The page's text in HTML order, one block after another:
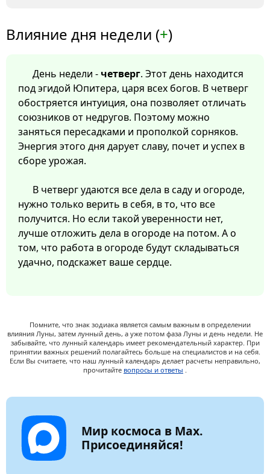
Влияние дня недели (+)
День недели - четверг. Этот день находится
под эгидой Юпитера, царя всех богов. В четверг
обостряется интуиция, она позволяет отличать
союзников от недругов. Поэтому можно
заняться пересадками и прополкой сорняков.
Энергия этого дня дарует славу, почет и успех в
сборе урожая.
В четверг удаются все дела в саду и огороде,
нужно только верить в себя, в то, что все
получится. Но если такой уверенности нет,
лучше отложить дела в огороде на потом. А о
том, что работа в огороде будут складываться
удачно, подскажет ваше сердце.
Помните, что знак зодиака является самым важным в определении
влияния Луны, затем лунный день, а уже потом фаза Луны и день недели. Не
забывайте, что лунный календарь имеет рекомендательный характер. При
принятии важных решений полагайтесь больше на специалистов и на себя.
Если Вы считаете, что наш лунный календарь делает расчеты неправильно,
прочитайте вопросы и ответы .
Мир космоса в Max.
Присоединяйся!